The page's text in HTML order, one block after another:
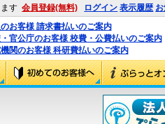
す 会員登録(無料) ログイン 表示履歴
お客様 請求書払いのご案内
官公庁のお客様 校費・公費払いのご案内
関のお客様 科研費払いのご案内